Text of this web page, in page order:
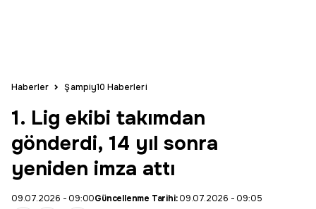
Haberler Şampiy10 Haberleri
1. Lig ekibi takımdan
gönderdi, 14 yıl sonra
yeniden imza attı
09.07.2026 - 09:00Güncellenme Tarihi:09.07.2026 - 09:05